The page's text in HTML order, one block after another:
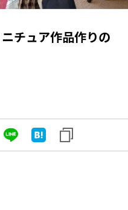
チュア作品作りの